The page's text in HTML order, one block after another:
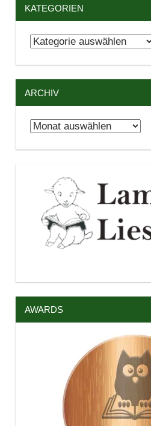
KATEGORIEN
Kategorien
ARCHIV
Archiv
AWARDS